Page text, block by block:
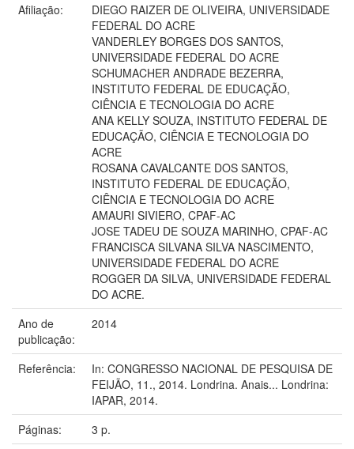
Afiliação:
DIEGO RAIZER DE OLIVEIRA, UNIVERSIDADE
FEDERAL DO ACRE
VANDERLEY BORGES DOS SANTOS,
UNIVERSIDADE FEDERAL DO ACRE
SCHUMACHER ANDRADE BEZERRA,
INSTITUTO FEDERAL DE EDUCAÇÃO,
CIÊNCIA E TECNOLOGIA DO ACRE
ANA KELLY SOUZA, INSTITUTO FEDERAL DE
EDUCAÇÃO, CIÊNCIA E TECNOLOGIA DO
ACRE
ROSANA CAVALCANTE DOS SANTOS,
INSTITUTO FEDERAL DE EDUCAÇÃO,
CIÊNCIA E TECNOLOGIA DO ACRE
AMAURI SIVIERO, CPAF-AC
JOSE TADEU DE SOUZA MARINHO, CPAF-AC
FRANCISCA SILVANA SILVA NASCIMENTO,
UNIVERSIDADE FEDERAL DO ACRE
ROGGER DA SILVA, UNIVERSIDADE FEDERAL
DO ACRE.
Ano de
publicação:
2014
Referência:
In: CONGRESSO NACIONAL DE PESQUISA DE
FEIJÃO, 11., 2014. Londrina. Anais... Londrina:
IAPAR, 2014.
Páginas:
3 p.